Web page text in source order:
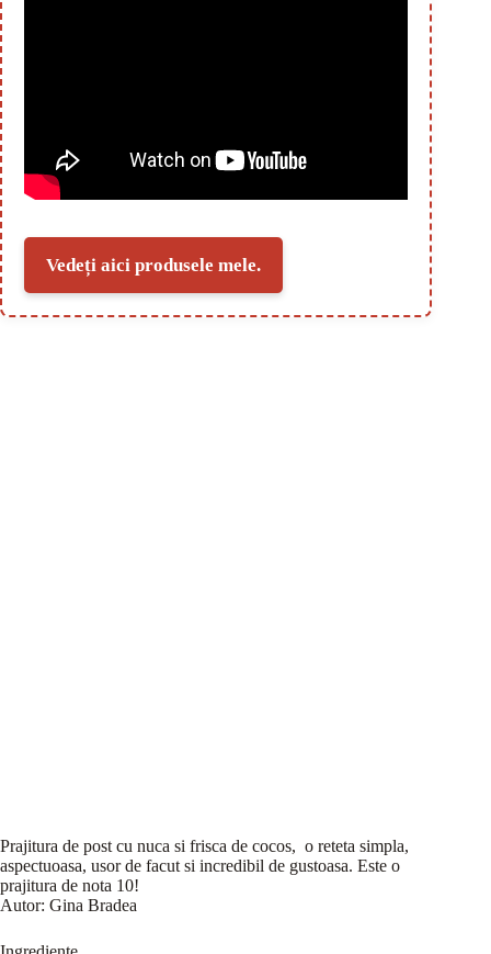
Vedeți aici produsele mele.
Prajitura de post cu nuca si frisca de cocos, o reteta simpla,
aspectuoasa, usor de facut si incredibil de gustoasa. Este o
prajitura de nota 10!
Autor: Gina Bradea